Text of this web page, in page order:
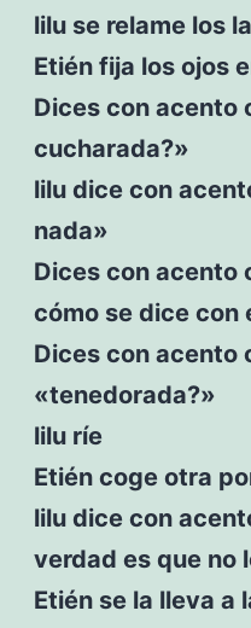
lilu se relame los
Etién fija los ojos
Dices con acento
cucharada?»
lilu dice con
nada»
Dices con acento
cómo se dice con
Dices con acento
«tenedorada?»
lilu ríe
Etién coge otra
lilu dice con
verdad es que no
Etién se la lleva a